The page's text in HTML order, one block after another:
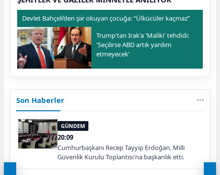
Devlet Bahçeli’den şiir okuyan çocuğa: “Ülkücüler kaçmaz”
Trump'tan Irak'a 'Maliki' tehdidi:
'Seçilirse ABD artık yardım
etmeyecek'
Son Haberler
GÜNDEM
20:09
Cumhurbaşkanı Recep Tayyip Erdoğan, Milli
Güvenlik Kurulu Toplantısı'na başkanlık etti.